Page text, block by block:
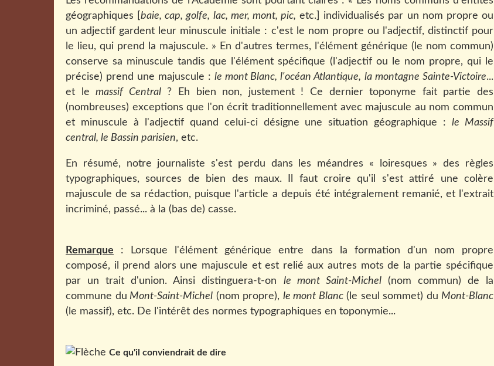
géographiques [baie, cap, golfe, lac, mer, mont, pic, etc.] individualisés par un nom propre ou
un adjectif gardent leur minuscule initiale : c'est le nom propre ou l'adjectif, distinctif pour
le lieu, qui prend la majuscule. » En d'autres termes, l'élément générique (le nom commun)
conserve sa minuscule tandis que l'élément spécifique (l'adjectif ou le nom propre, qui le
précise) prend une majuscule : le mont Blanc, l'océan Atlantique, la montagne Sainte-Victoire...
et lemassif Central? Eh bien non, justement ! Ce dernier toponyme fait partie des
(nombreuses) exceptions que l'on écrit traditionnellement avec majuscule au nom commun
et minuscule à l'adjectif quand celui-ci désigne une situation géographique :le Massif
central, le Bassin parisien, etc.
En résumé, notre journaliste s'est perdu dans les méandres « loiresques » des règles
typographiques, sources de bien des maux. Il faut croire qu'il s'est attiré une colère
majuscule de sa rédaction, puisque l'article a depuis été intégralement remanié, et l'extrait
incriminé, passé... à la (bas de) casse.
Remarque : Lorsque l'élément générique entre dans la formation d'un nom propre
composé, il prend alors une majuscule et est relié aux autres mots de la partie spécifique
par un trait d'union. Ainsi distinguera-t-on le mont Saint-Michel(nom commun) de la
commune du Mont-Saint-Michel (nom propre), le mont Blanc(le seul sommet) du Mont-Blanc
(le massif), etc. De l'intérêt des normes typographiques en toponymie...
Ce qu'il conviendrait de dire